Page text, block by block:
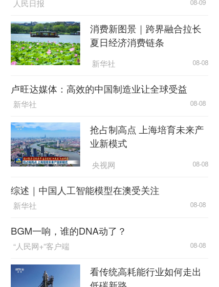
人民日报 08-09
消费新图景｜跨界融合拉长
夏日经济消费链条
新华社 08-08
卢旺达媒体：高效的中国制造业让全球受益
新华社 08-08
抢占制高点 上海培育未来产
业新模式
央视网 08-08
综述｜中国人工智能模型在澳受关注
新华社 08-08
BGM一响，谁的DNA动了？
“人民网+”客户端 08-08
看传统高耗能行业如何走出